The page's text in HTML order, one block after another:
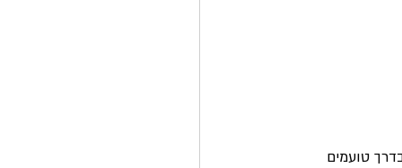
הרוטב ונותנים להתבשל במשך כ-20 דקות. בדרך טועמים